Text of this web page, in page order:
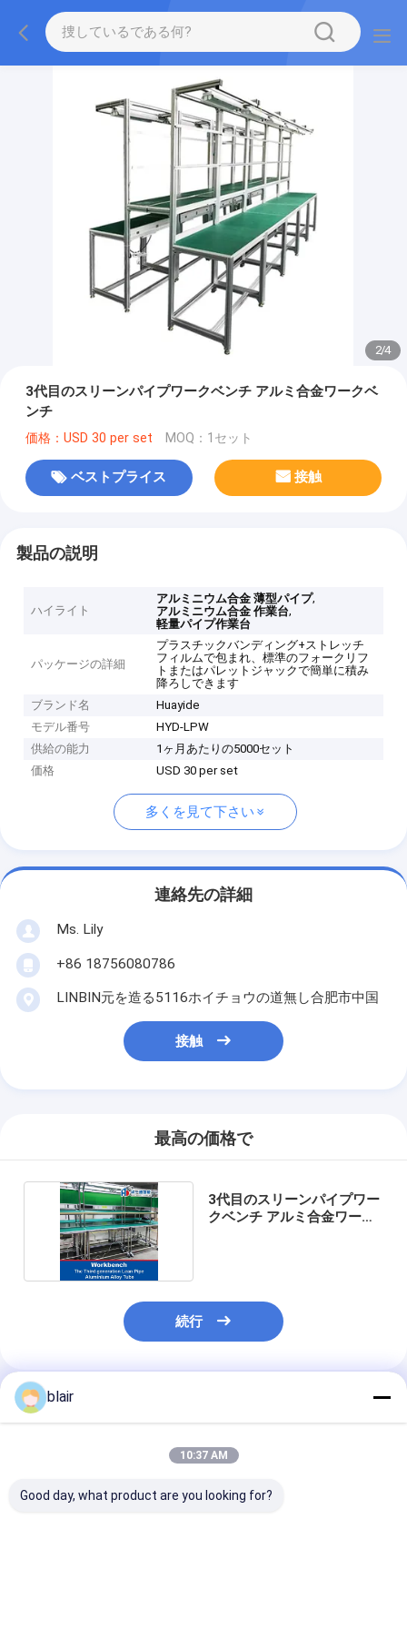
2/4
3代目のスリーンパイプワークベンチ アルミ合金ワークベ
ンチ
価格：USD 30 per set MOQ：1セット
ベストプライス 接触
製品の説明
ハイライト
アルミニウム合金 薄型パイプ,
アルミニウム合金 作業台,
軽量パイプ作業台
パッケージの詳細
プラスチックバンディング+ストレッチ
フィルムで包まれ、標準のフォークリフ
トまたはパレットジャックで簡単に積み
降ろしできます
ブランド名
Huayide
モデル番号
HYD-LPW
供給の能力
1ヶ月あたりの5000セット
価格
USD 30 per set
多くを見て下さい
連絡先の詳細
Ms. Lily
+86 18756080786
LINBIN元を造る5116ホイチョウの道無し合肥市中国
接触
最高の価格で
3代目のスリーンパイプワー
クベンチ アルミ合金ワーク
続行
推薦されたプロダクト
blair
10:37 AM
Good day, what product are you looking for?